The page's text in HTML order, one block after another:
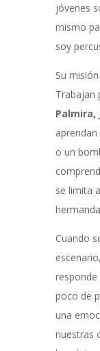
jóvenes
mismo
soy
Su
Trabajan
Palmira,
o un
se limita
Cuando
responde
poco de
una
nuestras